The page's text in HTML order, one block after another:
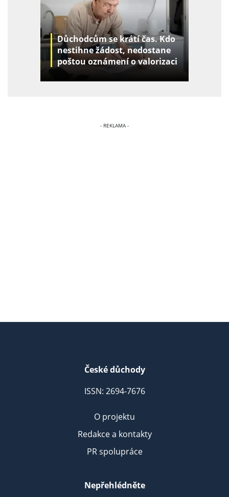
Důchodcům se krátí čas. Kdo
nestihne žádost, nedostane
poštou oznámení o valorizaci
2027
České důchody
ISSN: 2694-7676
O projektu
Redakce a kontakty
PR spolupráce
Nepřehlédněte